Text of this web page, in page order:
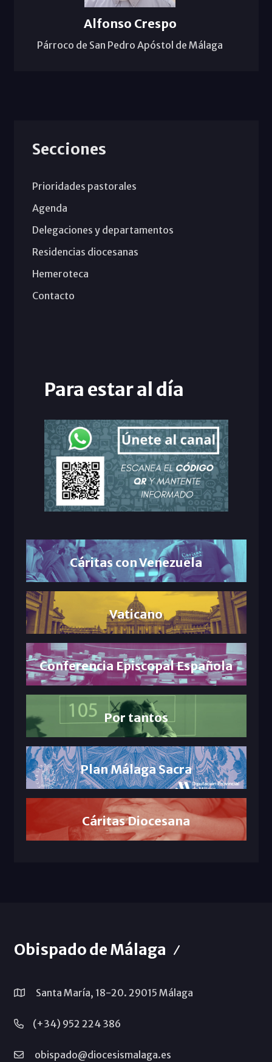
Alfonso Crespo
Párroco de San Pedro Apóstol de Málaga
Secciones
Prioridades pastorales
Agenda
Delegaciones y departamentos
Residencias diocesanas
Hemeroteca
Contacto
Para estar al día
Cáritas con Venezuela
Vaticano
Conferencia Episcopal Española
Por tantos
Plan Málaga Sacra
Cáritas Diocesana
Obispado de Málaga
Santa María, 18-20. 29015 Málaga
(+34) 952 224 386
obispado@diocesismalaga.es